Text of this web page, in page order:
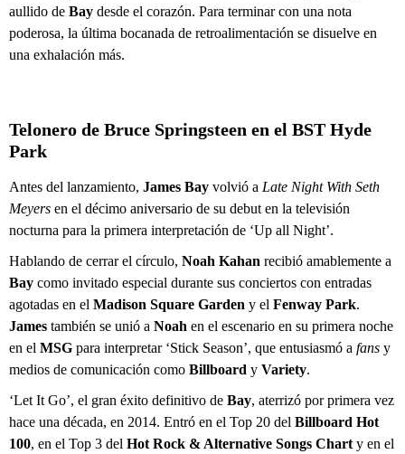
aullido de Bay desde el corazón. Para terminar con una nota
poderosa, la última bocanada de retroalimentación se disuelve en
una exhalación más.
Telonero de Bruce Springsteen en el BST Hyde
Park
Antes del lanzamiento, James Bay volvió a Late Night With Seth
Meyers en el décimo aniversario de su debut en la televisión
nocturna para la primera interpretación de ‘Up all Night’.
Hablando de cerrar el círculo, Noah Kahan recibió amablemente a
Bay como invitado especial durante sus conciertos con entradas
agotadas en el Madison Square Garden y el Fenway Park.
James también se unió a Noah en el escenario en su primera noche
en el MSG para interpretar ‘Stick Season’, que entusiasmó a fans y
medios de comunicación como Billboard y Variety.
‘Let It Go’, el gran éxito definitivo de Bay, aterrizó por primera vez
hace una década, en 2014. Entró en el Top 20 del Billboard Hot
100, en el Top 3 del Hot Rock & Alternative Songs Chart y en el